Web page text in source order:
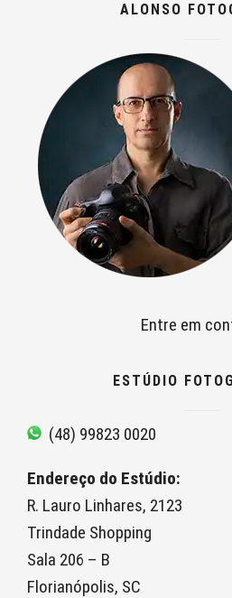
ALONSO
Entre em
ESTÚDIO
(48) 99823 0020
Endereço do Estúdio:
R. Lauro Linhares, 2123
Trindade Shopping
Sala 206 – B
Florianópolis, SC